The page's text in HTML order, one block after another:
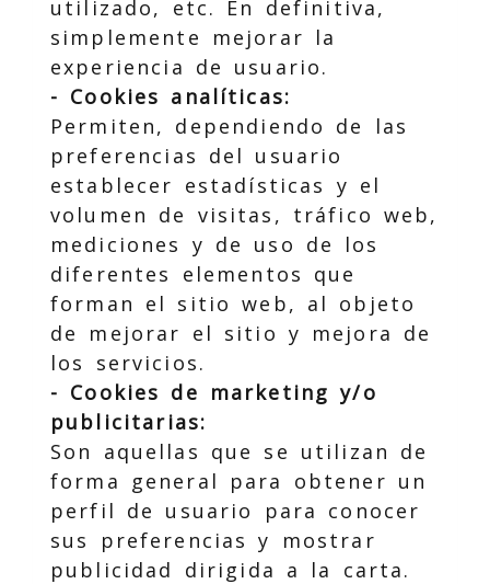
utilizado, etc. En definitiva,
simplemente mejorar la
experiencia de usuario.
- Cookies analíticas:
Permiten, dependiendo de las
preferencias del usuario
establecer estadísticas y el
volumen de visitas, tráfico web,
mediciones y de uso de los
diferentes elementos que
forman el sitio web, al objeto
de mejorar el sitio y mejora de
los servicios.
- Cookies de marketing y/o
publicitarias:
Son aquellas que se utilizan de
forma general para obtener un
perfil de usuario para conocer
sus preferencias y mostrar
publicidad dirigida a la carta.